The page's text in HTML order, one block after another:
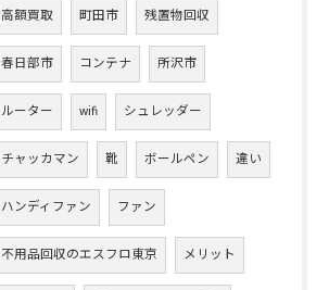
高額買取 町田市 残置物回収
春日部市 コンテナ 所沢市
ルーター wifi シュレッダー
チャッカマン 靴 ボールペン 違い
ハンディファン ファン
不用品回収のエスフロ東京 メリット